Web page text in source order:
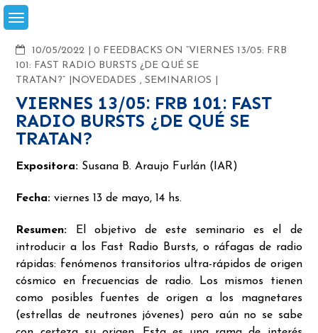
Skip
to
10/05/2022
COMMENTS
0 FEEDBACKS ON “VIERNES 13/05: FRB
101: FAST RADIO BURSTS ¿DE QUÉ SE
TRATAN?”
NOVEDADES ,SEMINARIOS
VIERNES 13/05: FRB 101: FAST
RADIO BURSTS ¿DE QUÉ SE
TRATAN?
Expositora: Susana B. Araujo Furlán (IAR)
Fecha: viernes 13 de mayo, 14 hs.
Resumen: El objetivo de este seminario es el de
introducir a los Fast Radio Bursts, o ráfagas de radio
rápidas: fenómenos transitorios ultra-rápidos de origen
cósmico en frecuencias de radio. Los mismos tienen
como posibles fuentes de origen a los magnetares
(estrellas de neutrones jóvenes) pero aún no se sabe